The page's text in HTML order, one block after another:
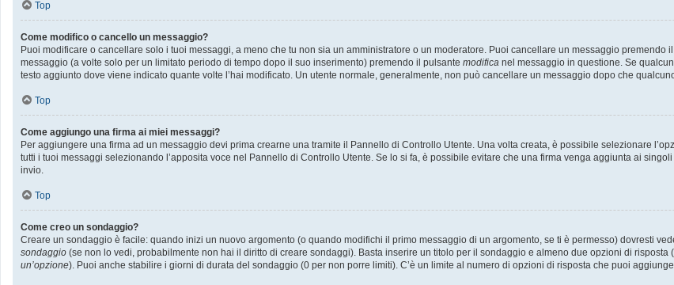
Top
Come modifico o cancello un messaggio?
Puoi modificare o cancellare solo i tuoi messaggi, a meno che tu non sia un amministratore o un moderatore. Puoi cancellare un messaggio
messaggio (a volte solo per un limitato periodo di tempo dopo il suo inserimento) premendo il pulsante modifica nel messaggio in questione. Se
testo aggiunto dove viene indicato quante volte l’hai modificato. Un utente normale, generalmente, non può cancellare un messaggio dopo che
Top
Come aggiungo una firma ai miei messaggi?
Per aggiungere una firma ad un messaggio devi prima crearne una tramite il Pannello di Controllo Utente. Una volta creata, è possibile selezionare
tutti i tuoi messaggi selezionando l’apposita voce nel Pannello di Controllo Utente. Se lo si fa, è possibile evitare che una firma venga aggiunta ai
invio.
Top
Come creo un sondaggio?
Creare un sondaggio è facile: quando inizi un nuovo argomento (o quando modifichi il primo messaggio di un argomento, se ti è permesso) dovresti
sondaggio (se non lo vedi, probabilmente non hai il diritto di creare sondaggi). Basta inserire un titolo per il sondaggio e almeno due opzioni di
un’opzione). Puoi anche stabilire i giorni di durata del sondaggio (0 per non porre limiti). C’è un limite al numero di opzioni di risposta che puoi